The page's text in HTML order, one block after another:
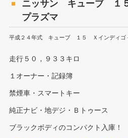
ニッサン キューブ １
プラズマ
平成２４年式 キューブ １５ Ｘインディゴ
走行５０，９３３キロ
１オーナー・記録簿
禁煙車・スマートキー
純正ナビ・地デジ・Ｂトゥース
ブラックボディのコンパクト入庫！